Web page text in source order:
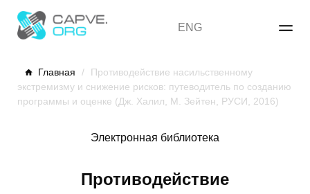
content
ENG
Главная /
Противодействие насильственному
экстремизму и снижение рисков: путеводитель по созданию
программы и оценке (Дж. Халил, М. Зейтен, РУСИ, 2016)
Электронная библиотека
Противодействие